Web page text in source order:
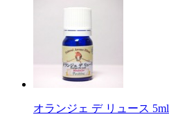
オランジェ デ リュース 5ml